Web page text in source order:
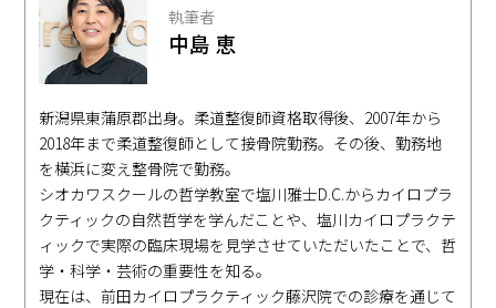
執筆者
中島 恵
新潟県東蒲原郡出身。柔道整復師資格取得後、2007年から
2018年まで柔道整復師として接骨院勤務。その後、勤務地
を横浜に変え整骨院で勤務。
シオカワスクールの哲学教室で塩川雅士D.C.からカイロプラ
クティックの自然哲学を学んだことや、塩川カイロプラクテ
ィックで実際の臨床現場を見学させていただいたことで、哲
学・科学・芸術の重要性を知る。
現在は、前田カイロプラクティック藤沢院での診療を通じて